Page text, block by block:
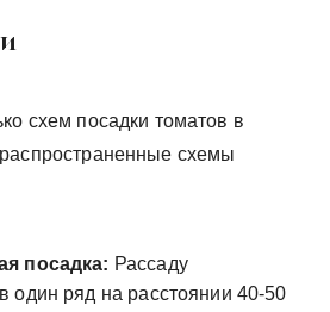
схем посадки томатов в
схемы
посадка: Рассаду
один ряд на расстоянии 40-50